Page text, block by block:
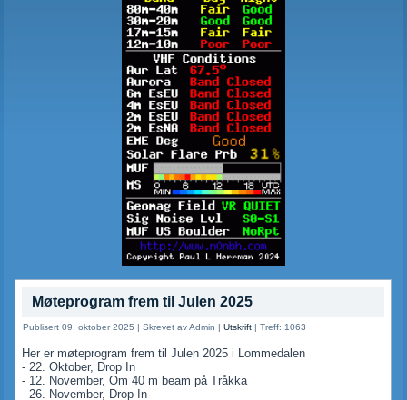
Møteprogram frem til Julen 2025
Publisert 09. oktober 2025 |Skrevet av Admin |Utskrift |Treff: 1063
Her er møteprogram frem til Julen 2025 i Lommedalen
- 22. Oktober, Drop In
- 12. November, Om 40 m beam på Tråkka
- 26.
November, Drop In